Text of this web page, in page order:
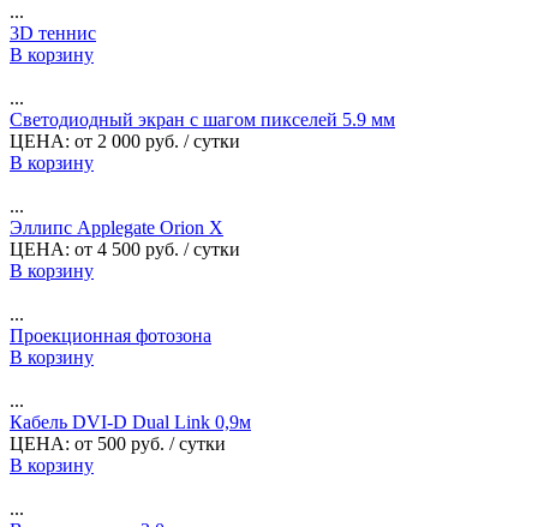
...
3D теннис
В корзину
...
Светодиодный экран с шагом пикселей 5.9 мм
ЦЕНА: от 2 000 руб. / сутки
В корзину
...
Эллипс Applegate Orion X
ЦЕНА: от 4 500 руб. / сутки
В корзину
...
Проекционная фотозона
В корзину
...
Кабель DVI-D Dual Link 0,9м
ЦЕНА: от 500 руб. / сутки
В корзину
...